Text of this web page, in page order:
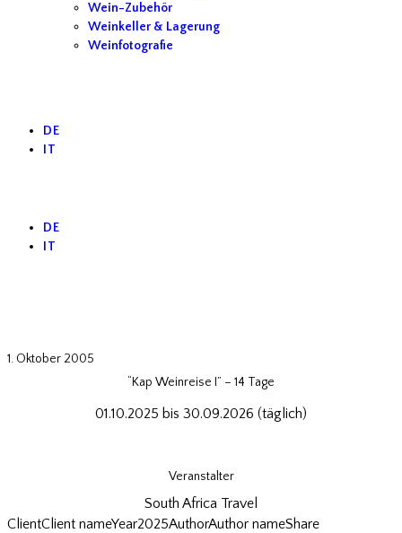
Wein-Zubehör
Weinkeller & Lagerung
Weinfotografie
DE
IT
DE
IT
1. Oktober 2005
“Kap Weinreise I” – 14 Tage
01.10.2025 bis 30.09.2026 (täglich)
Veranstalter
South Africa Travel
ClientClient nameYear2025AuthorAuthor nameShare